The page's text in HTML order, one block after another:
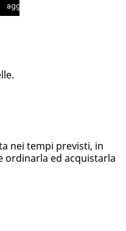
aggiungi al carrello
nei tempi previsti, in
ordinarla ed acquistarla